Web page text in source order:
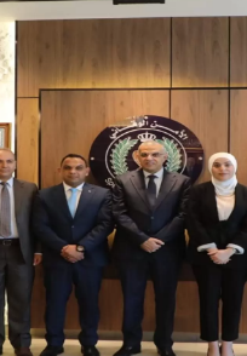
الملك يلتقي مجموعة من رفاق